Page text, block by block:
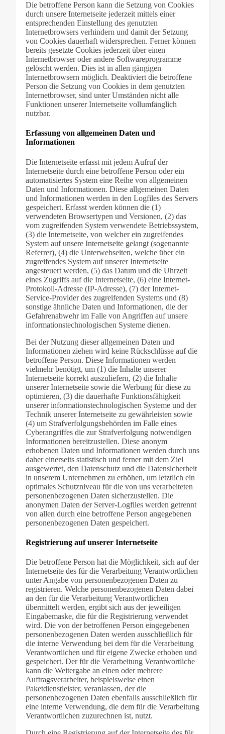
Die betroffene Person kann die Setzung von Cookies
durch unsere Internetseite jederzeit mittels einer
entsprechenden Einstellung des genutzten
Internetbrowsers verhindern und damit der Setzung
von Cookies dauerhaft widersprechen. Ferner können
bereits gesetzte Cookies jederzeit über einen
Internetbrowser oder andere Softwareprogramme
gelöscht werden. Dies ist in allen gängigen
Internetbrowsern möglich. Deaktiviert die betroffene
Person die Setzung von Cookies in dem genutzten
Internetbrowser, sind unter Umständen nicht alle
Funktionen unserer Internetseite vollumfänglich
nutzbar.
Erfassung von allgemeinen Daten und
Informationen
Die Internetseite erfasst mit jedem Aufruf der
Internetseite durch eine betroffene Person oder ein
automatisiertes System eine Reihe von allgemeinen
Daten und Informationen. Diese allgemeinen Daten
und Informationen werden in den Logfiles des Servers
gespeichert. Erfasst werden können die (1)
verwendeten Browsertypen und Versionen, (2) das
vom zugreifenden System verwendete Betriebssystem,
(3) die Internetseite, von welcher ein zugreifendes
System auf unsere Internetseite gelangt (sogenannte
Referrer), (4) die Unterwebseiten, welche über ein
zugreifendes System auf unserer Internetseite
angesteuert werden, (5) das Datum und die Uhrzeit
eines Zugriffs auf die Internetseite, (6) eine Internet-
Protokoll-Adresse (IP-Adresse), (7) der Internet-
Service-Provider des zugreifenden Systems und (8)
sonstige ähnliche Daten und Informationen, die der
Gefahrenabwehr im Falle von Angriffen auf unsere
informationstechnologischen Systeme dienen.
Bei der Nutzung dieser allgemeinen Daten und
Informationen ziehen wird keine Rückschlüsse auf die
betroffene Person. Diese Informationen werden
vielmehr benötigt, um (1) die Inhalte unserer
Internetseite korrekt auszuliefern, (2) die Inhalte
unserer Internetseite sowie die Werbung für diese zu
optimieren, (3) die dauerhafte Funktionsfähigkeit
unserer informationstechnologischen Systeme und der
Technik unserer Internetseite zu gewährleisten sowie
(4) um Strafverfolgungsbehörden im Falle eines
Cyberangriffes die zur Strafverfolgung notwendigen
Informationen bereitzustellen. Diese anonym
erhobenen Daten und Informationen werden durch uns
daher einerseits statistisch und ferner mit dem Ziel
ausgewertet, den Datenschutz und die Datensicherheit
in unserem Unternehmen zu erhöhen, um letztlich ein
optimales Schutzniveau für die von uns verarbeiteten
personenbezogenen Daten sicherzustellen. Die
anonymen Daten der Server-Logfiles werden getrennt
von allen durch eine betroffene Person angegebenen
personenbezogenen Daten gespeichert.
Registrierung auf unserer Internetseite
Die betroffene Person hat die Möglichkeit, sich auf der
Internetseite des für die Verarbeitung Verantwortlichen
unter Angabe von personenbezogenen Daten zu
registrieren. Welche personenbezogenen Daten dabei
an den für die Verarbeitung Verantwortlichen
übermittelt werden, ergibt sich aus der jeweiligen
Eingabemaske, die für die Registrierung verwendet
wird. Die von der betroffenen Person eingegebenen
personenbezogenen Daten werden ausschließlich für
die interne Verwendung bei dem für die Verarbeitung
Verantwortlichen und für eigene Zwecke erhoben und
gespeichert. Der für die Verarbeitung Verantwortliche
kann die Weitergabe an einen oder mehrere
Auftragsverarbeiter, beispielsweise einen
Paketdienstleister, veranlassen, der die
personenbezogenen Daten ebenfalls ausschließlich für
eine interne Verwendung, die dem für die Verarbeitung
Verantwortlichen zuzurechnen ist, nutzt.